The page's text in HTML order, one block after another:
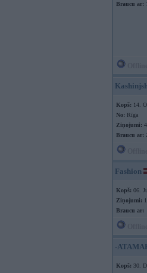
Braucu ar:
Kopš: 14.
No: Rīga
Ziņojumi:
Braucu ar:
Fashion
Kopš: 06.
Ziņojumi:
Braucu ar:
-
Kopš: 30.